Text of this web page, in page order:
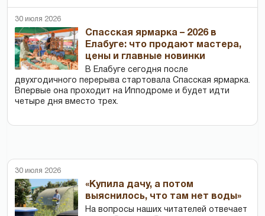
30 июля 2026
Спасская ярмарка – 2026 в
Елабуге: что продают мастера,
цены и главные новинки
В Елабуге сегодня после
двухгодичного перерыва стартовала Спасская ярмарка.
Впервые она проходит на Ипподроме и будет идти
четыре дня вместо трех.
30 июля 2026
«Купила дачу, а потом
выяснилось, что там нет воды»
На вопросы наших читателей отвечает